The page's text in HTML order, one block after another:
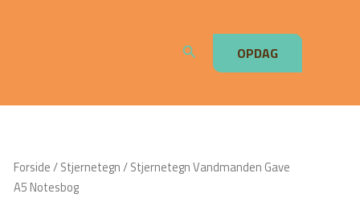
Søg OPDAG
Forside/Stjernetegn/ Stjernetegn Vandmanden Gave
A5 Notesbog